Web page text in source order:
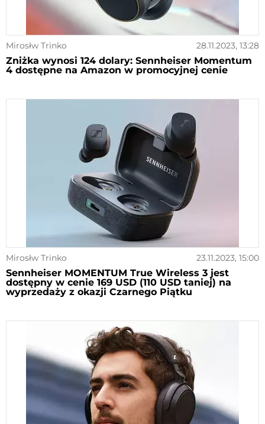
Mirosłw Trinko 28.11.2023, 13:28
Zniżka wynosi 124 dolary: Sennheiser Momentum
4 dostępne na Amazon w promocyjnej cenie
Mirosłw Trinko 23.11.2023, 15:00
Sennheiser MOMENTUM True Wireless 3 jest
dostępny w cenie 169 USD (110 USD taniej) na
wyprzedaży z okazji Czarnego Piątku